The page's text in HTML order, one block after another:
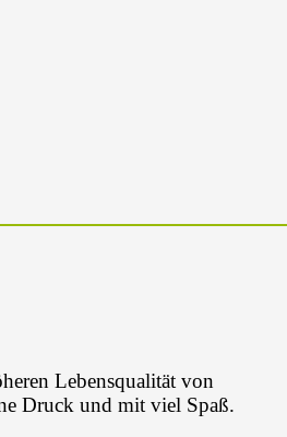
Lebensqualität von
Druck und mit viel Spaß.